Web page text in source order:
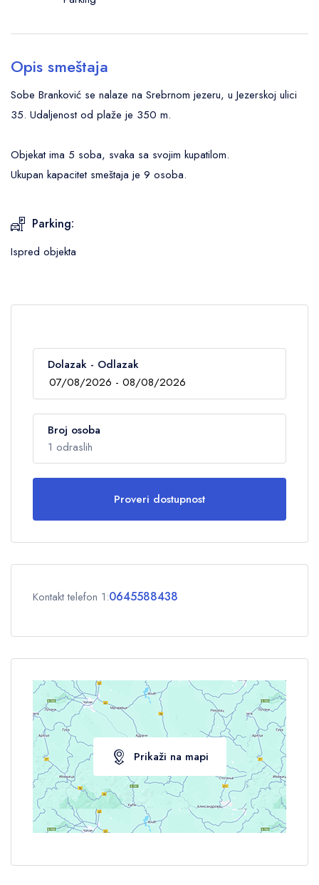
Opis smeštaja
Sobe Branković se nalaze na Srebrnom jezeru, u Jezerskoj ulici
35. Udaljenost od plaže je 350 m.
Objekat ima 5 soba, svaka sa svojim kupatilom.
Ukupan kapacitet smeštaja je 9 osoba.
Parking:
Ispred objekta
Dolazak - Odlazak
Broj osoba
1 odraslih
Odrasli 1
Deca 0
Proveri dostupnost
Kontakt telefon 1:0645588438
Prikaži na mapi